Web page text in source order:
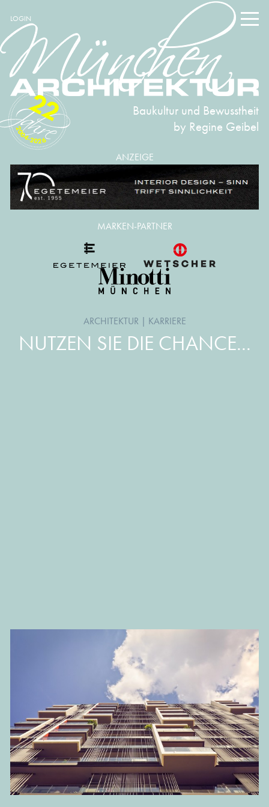
LOGIN
Baukultur und Bewusstheit
by Regine Geibel
2004-2026
22
ANZEIGE
ARCHITEKTUR | KARRIERE
NUTZEN SIE DIE CHANCE...